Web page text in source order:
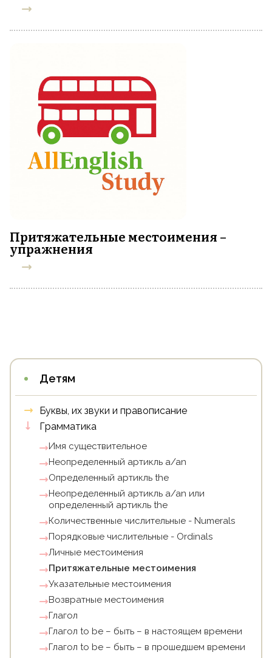
Притяжательные местоимения –
упражнения
Детям
Буквы, их звуки и правописание
Грамматика
Имя существительное
Неопределенный артикль a/an
Определенный артикль the
Неопределенный артикль a/an или
определенный артикль the
Количественные числительные - Numerals
Порядковые числительные - Ordinals
Личные местоимения
Притяжательные местоимения
Указательные местоимения
Возвратные местоимения
Глагол
Глагол to be – быть – в настоящем времени
Глагол to be – быть – в прошедшем времени